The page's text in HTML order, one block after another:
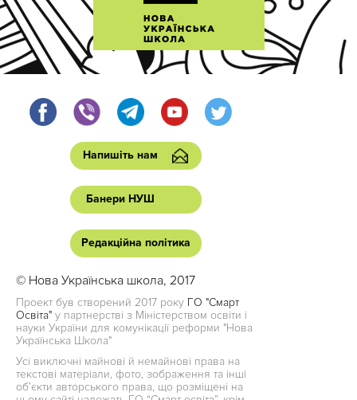
Напишіть нам
Банери НУШ
Редакційна політика
© Нова Українська школа, 2017
Проект був створений 2017 року ГО "Смарт
Освіта" у партнерстві з Міністерством освіти і
науки України для комунікації реформи "Нова
Українська Школа"
Усі виключні майнові й немайнові права на
текстові матеріали, фото, зображення та інші
об’єкти авторського права, що розміщені на